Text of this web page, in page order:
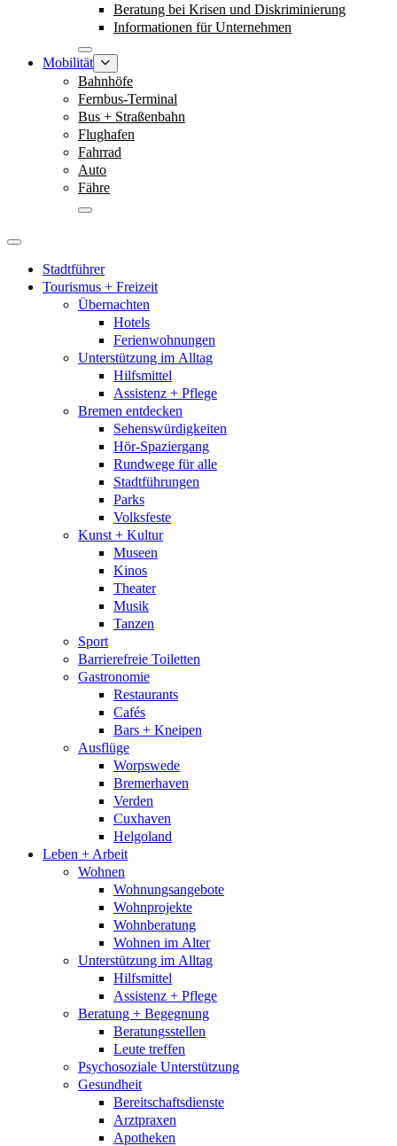
Beratung bei Krisen und Diskriminierung
Informationen für Unternehmen
Mobilität
Bahnhöfe
Fernbus-Terminal
Bus + Straßenbahn
Flughafen
Fahrrad
Auto
Fähre
Stadtführer
Tourismus + Freizeit
Übernachten
Hotels
Ferienwohnungen
Unterstützung im Alltag
Hilfsmittel
Assistenz + Pflege
Bremen entdecken
Sehenswürdigkeiten
Hör-Spaziergang
Rundwege für alle
Stadtführungen
Parks
Volksfeste
Kunst + Kultur
Museen
Kinos
Theater
Musik
Tanzen
Sport
Barrierefreie Toiletten
Gastronomie
Restaurants
Cafés
Bars + Kneipen
Ausflüge
Worpswede
Bremerhaven
Verden
Cuxhaven
Helgoland
Leben + Arbeit
Wohnen
Wohnungsangebote
Wohnprojekte
Wohnberatung
Wohnen im Alter
Unterstützung im Alltag
Hilfsmittel
Assistenz + Pflege
Beratung + Begegnung
Beratungsstellen
Leute treffen
Psychosoziale Unterstützung
Gesundheit
Bereitschaftsdienste
Arztpraxen
Apotheken